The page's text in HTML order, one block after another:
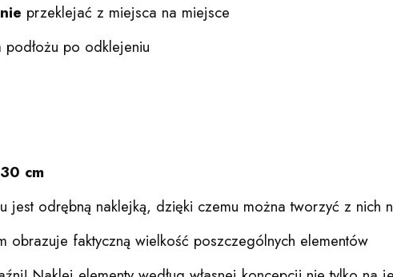
przeklejać z miejsca na miejsce
podłożu po odklejeniu
cm
jest odrębną naklejką, dzięki czemu można tworzyć z nich
obrazuje faktyczną wielkość poszczególnych elementów